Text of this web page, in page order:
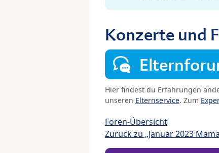
Konzerte und
Hier findest du Erfahrungen
unseren Elternservice. Zum
Foren-Übersicht
Zurück zu „Januar 2023